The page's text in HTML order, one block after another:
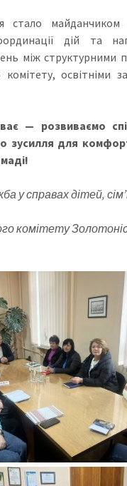
стало майданчиком
дій та
між структурними
комітету, освітніми
— розвиваємо
зусилля для
у справах дітей,
комітету